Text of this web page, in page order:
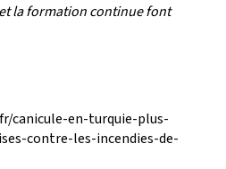
la formation continue font
canicule-en-turquie-plus-
contre-les-incendies-de-